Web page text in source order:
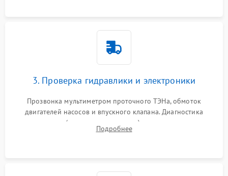
3. Проверка гидравлики и электроники
Прозвонка мультиметром проточного ТЭНа, обмоток
двигателей насосов и впускного клапана. Диагностика
прессостата (датчика уровня воды), датчика мутности,
концевика дверцы и электронного модуля управления.
Подробнее